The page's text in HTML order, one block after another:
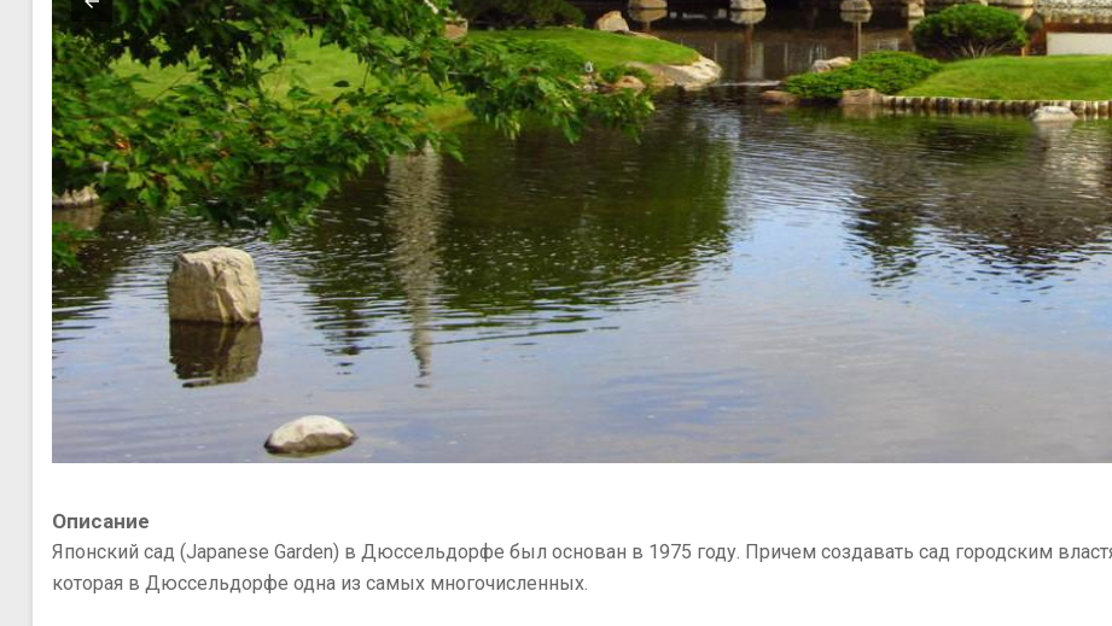
Описание
Японский сад (Japanese Garden) в Дюссельдорфе был основан в 1975 году. Причем создавать сад городским
которая в Дюссельдорфе одна из самых многочисленных.